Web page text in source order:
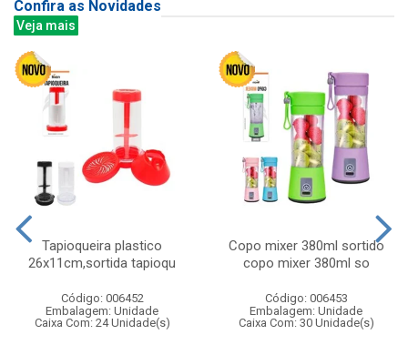
Confira as Novidades
Veja mais
Tapioqueira plastico
26x11cm,sortida tapioqu
Código: 006452
Embalagem: Unidade
Caixa Com: 24 Unidade(s)
Copo mixer 380ml sortido
copo mixer 380ml so
Código: 006453
Embalagem: Unidade
Caixa Com: 30 Unidade(s)